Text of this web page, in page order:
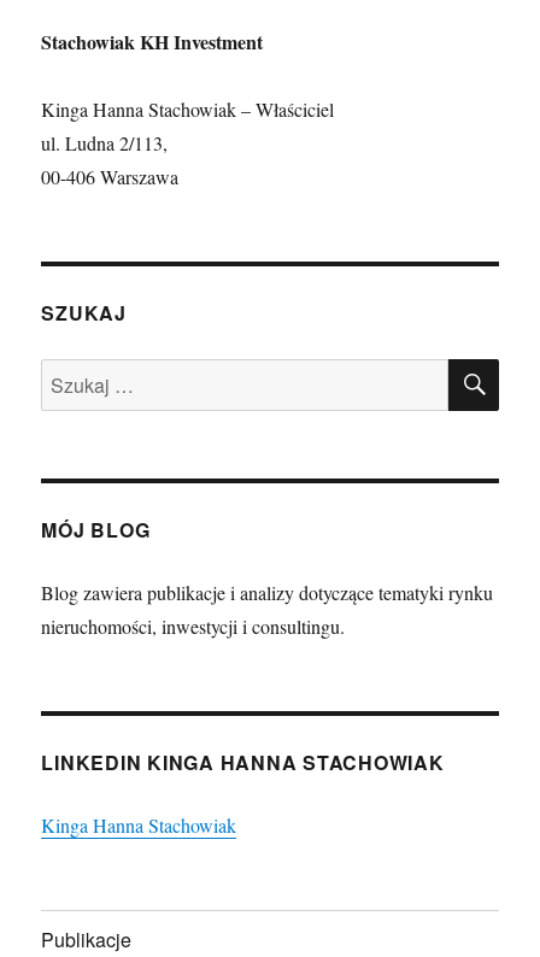
Stachowiak KH Investment
Kinga Hanna Stachowiak – Właściciel
ul. Ludna 2/113,
00-406 Warszawa
SZUKAJ
Szukaj:
MÓJ BLOG
Blog zawiera publikacje i analizy dotyczące tematyki rynku
nieruchomości, inwestycji i consultingu.
LINKEDIN KINGA HANNA STACHOWIAK
Kinga Hanna Stachowiak
Publikacje